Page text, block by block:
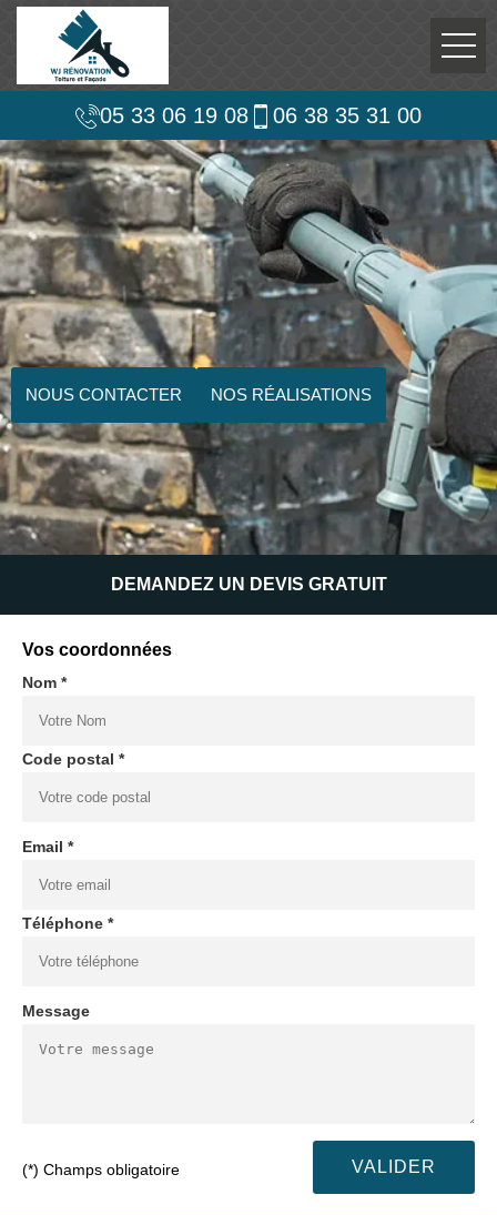
05 33 06 19 08 06 38 35 31 00
NOUS CONTACTER NOS RÉALISATIONS
DEMANDEZ UN DEVIS GRATUIT
Vos coordonnées
Nom *
Code postal *
Email *
Téléphone *
Message
(*) Champs obligatoire